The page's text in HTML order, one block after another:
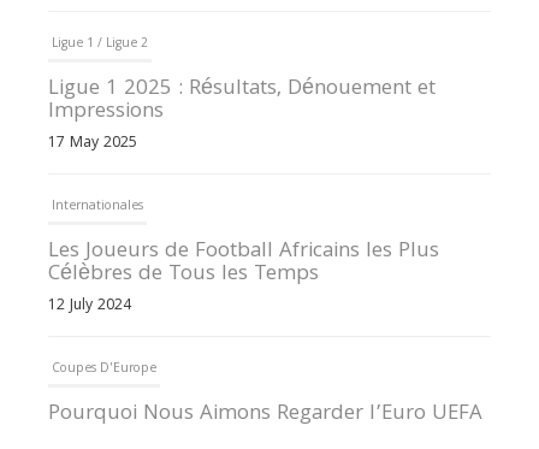
Ligue 1 / Ligue 2
Ligue 1 2025 : Résultats, Dénouement et
Impressions
17 May 2025
Internationales
Les Joueurs de Football Africains les Plus
Célèbres de Tous les Temps
12 July 2024
Coupes D'Europe
Pourquoi Nous Aimons Regarder l’Euro UEFA